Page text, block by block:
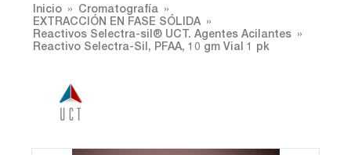
Inicio
Cromatografía
EXTRACCIÓN EN FASE SÓLIDA
Reactivos Selectra-sil® UCT. Agentes Acilantes
Reactivo Selectra-Sil, PFAA, 10 gm Vial 1 pk